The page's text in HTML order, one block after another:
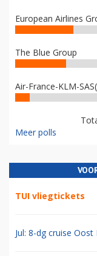
European Airlines
The Blue Group
Air-France-KLM-
Meer polls
TUI vliegtickets
Jul: 8-dg cruise